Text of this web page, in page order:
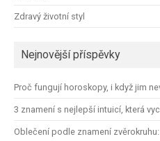
Zdravý životní styl
Nejnovější příspěvky
Proč fungují horoskopy, i když jim
3 znamení s nejlepší intuicí, která
Oblečení podle znamení